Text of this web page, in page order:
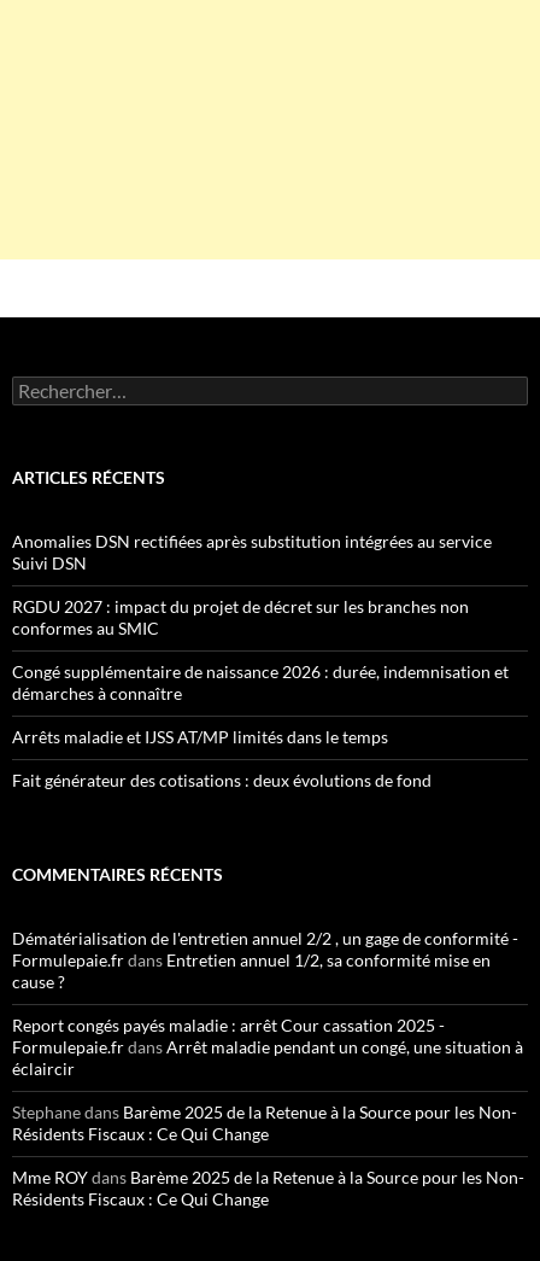
Rechercher :
ARTICLES RÉCENTS
Anomalies DSN rectifiées après substitution intégrées au service
Suivi DSN
RGDU 2027 : impact du projet de décret sur les branches non
conformes au SMIC
Congé supplémentaire de naissance 2026 : durée, indemnisation et
démarches à connaître
Arrêts maladie et IJSS AT/MP limités dans le temps
Fait générateur des cotisations : deux évolutions de fond
COMMENTAIRES RÉCENTS
Dématérialisation de l'entretien annuel 2/2 , un gage de conformité -
Formulepaie.frdans Entretien annuel 1/2, sa conformité mise en
cause ?
Report congés payés maladie : arrêt Cour cassation 2025 -
Formulepaie.frdansArrêt maladie pendant un congé, une situation à
éclaircir
Stephanedans Barème 2025 de la Retenue à la Source pour les Non-
Résidents Fiscaux : Ce Qui Change
Mme ROYdans Barème 2025 de la Retenue à la Source pour les Non-
Résidents Fiscaux : Ce Qui Change